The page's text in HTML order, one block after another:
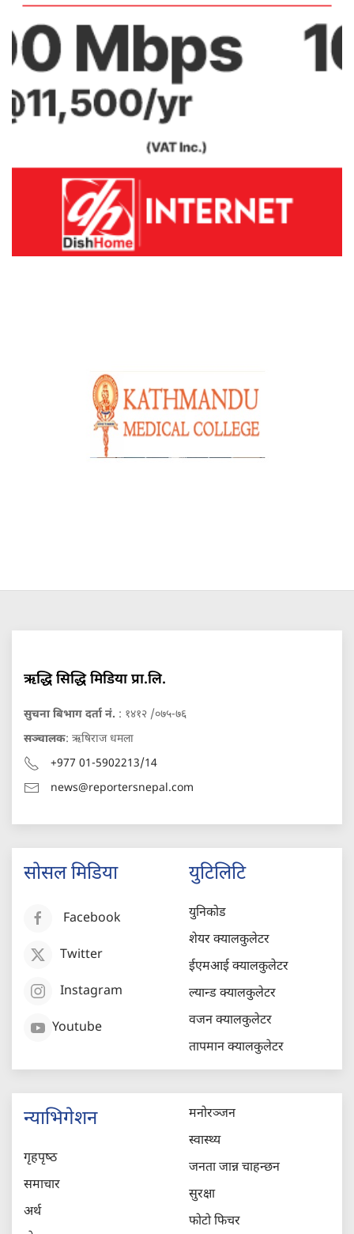
ऋद्धि सिद्धि मिडिया प्रा.लि.
सुचना बिभाग दर्ता नं. : १४१२ /०७५-७६
सञ्चालक: ऋषिराज धमला
+977 01-5902213/14
news@reportersnepal.com
सोसल मिडिया
Facebook
Twitter
Instagram
Youtube
युटिलिटि
युनिकोड
शेयर क्यालकुलेटर
ईएमआई क्यालकुलेटर
ल्यान्ड क्यालकुलेटर
वजन क्यालकुलेटर
तापमान क्यालकुलेटर
न्याभिगेशन
गृहपृष्‍ठ
समाचार
अर्थ
मनोरञ्जन
स्वास्थ्य
जनता जान्न चाहन्छन
सुरक्षा
फोटो फिचर